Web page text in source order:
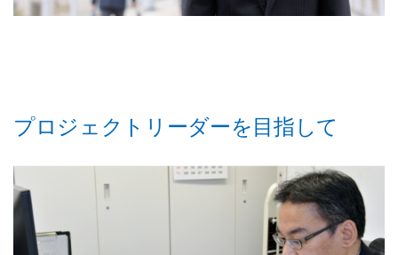
プロジェクトリーダーを目指して